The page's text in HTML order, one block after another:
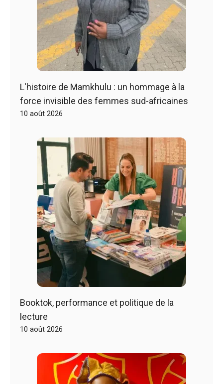
L'histoire de Mamkhulu : un hommage à la
force invisible des femmes sud-africaines
10 août 2026
Booktok, performance et politique de la
lecture
10 août 2026